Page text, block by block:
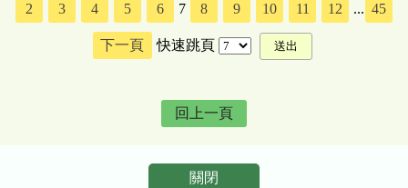
2 3 4 5 6 7 8 9 10 11 12 ... 45
下一頁 快速跳頁
回上一頁
關閉